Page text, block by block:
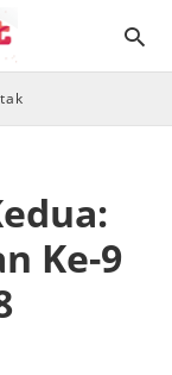
Ke-9